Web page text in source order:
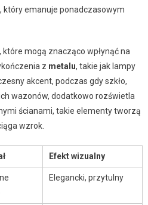
emanuje ponadczasowym
mogą znacząco wpłynąć na
z metalu, takie jak lampy
akcent, podczas gdy szkło,
wazonów, dodatkowo rozświetla
ścianami, takie elementy tworzą
wzrok.
Efekt wizualny
Elegancki, przytulny